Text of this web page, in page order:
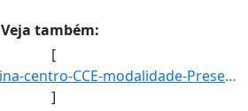
Veja também:
[
461: municipio-Teresina-centro-CCE-modalidade-Presencial-convenio--selecao-PROCESSO_DE_HABILIDADE_ESPECIF]
]